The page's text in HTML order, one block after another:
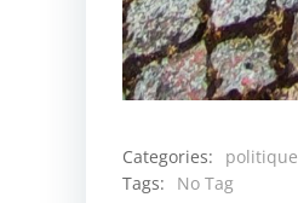
Categories:
politique
Tags:
No Tag